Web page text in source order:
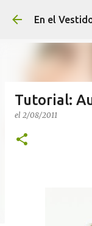
Ir
En el
Tutorial:
el 2/08/2011